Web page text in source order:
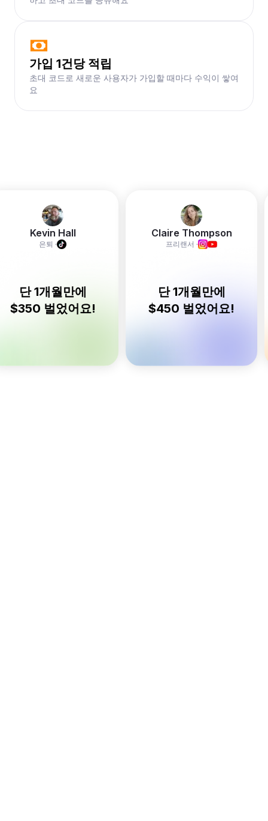
가입 1건당 적립
초대 코드로 새로운 사용자가 가입할 때마다 수익이 쌓여
요
Kevin Hall
1개월만에
벌었어요!
Claire Thompson
프리랜서·
단 1개월만에
$450 벌었어요!